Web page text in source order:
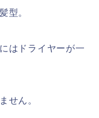
型。
はドライヤーが一
せん。